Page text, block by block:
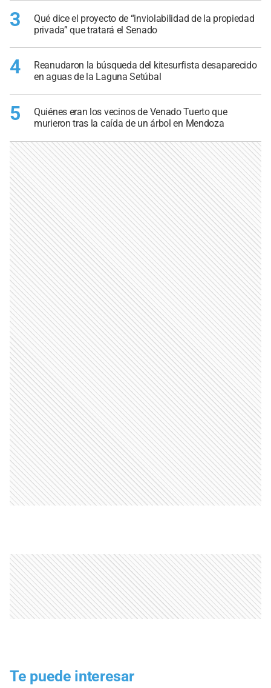
3
Qué dice el proyecto de “inviolabilidad de la propiedad
privada” que tratará el Senado
4
Reanudaron la búsqueda del kitesurfista desaparecido
en aguas de la Laguna Setúbal
5
Quiénes eran los vecinos de Venado Tuerto que
murieron tras la caída de un árbol en Mendoza
Te puede interesar